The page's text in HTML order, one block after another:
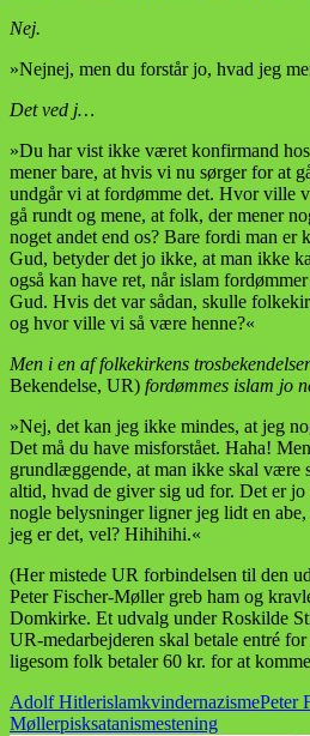
Nej.
»Nejnej, men du forstår jo, hvad jeg
Det ved j…
»Du har vist ikke været konfirmand
mener bare, at hvis vi nu sørger for at
undgår vi at fordømme det. Hvor ville
gå rundt og mene, at folk, der mener
noget andet end os? Bare fordi man er
Gud, betyder det jo ikke, at man ikke
også kan have ret, når islam
Gud. Hvis det var sådan, skulle
og hvor ville vi så være henne?«
Men i en af folkekirkens
Bekendelse, UR) fordømmes islam jo
»Nej, det kan jeg ikke mindes, at jeg
Det må du have misforstået. Haha!
grundlæggende, at man ikke skal være
altid, hvad de giver sig ud for. Det er
nogle belysninger ligner jeg lidt en
jeg er det, vel? Hihihihi.«
(Her mistede UR forbindelsen til den
Peter Fischer-Møller greb ham og
Domkirke. Et udvalg under Roskilde
UR-medarbejderen skal betale entré
ligesom folk betaler 60 kr. for at
Adolf HitlerislamkvindernazismePeter
Møllerpisksatanismestening